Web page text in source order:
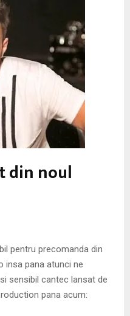
din noul
pentru precomanda din
insa pana atunci ne
sensibil cantec lansat de
pana acum: